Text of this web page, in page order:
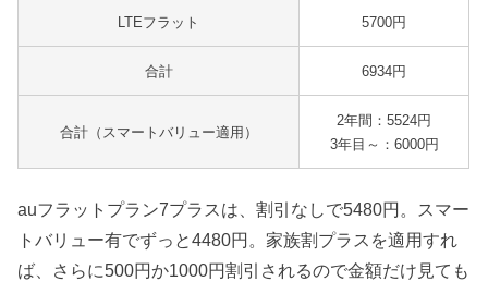
LTEフラット 5700円
合計 6934円
合計（スマートバリュー適用）
2年間：5524円
3年目～：6000円
auフラットプラン7プラスは、割引なしで5480円。スマー
トバリュー有でずっと4480円。家族割プラスを適用すれ
ば、さらに500円か1000円割引されるので金額だけ見ても